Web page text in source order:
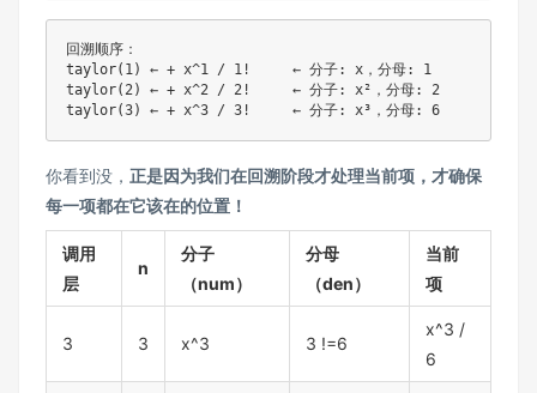
回溯顺序：
taylor(1) ← + x^1 / 1!     ← 分子: x，分母: 1
taylor(2) ← + x^2 / 2!     ← 分子: x²，分母: 2
你看到没， 正是因为我们在回溯阶段才处理当前项，才确保
每一项都在它该在的位置！
调用
层
n
分子
（num）
分母
（den）
当前
项
3 3 x^3 3 !=6
x^3 /
6